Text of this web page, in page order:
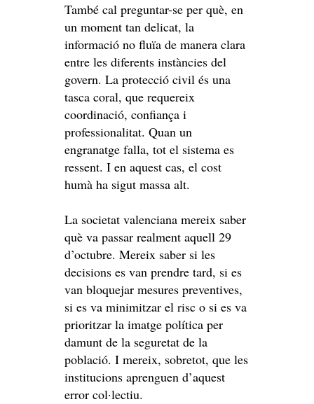
També cal preguntar-se per què, en
un moment tan delicat, la
informació no fluïa de manera clara
entre les diferents instàncies del
govern. La protecció civil és una
tasca coral, que requereix
coordinació, confiança i
professionalitat. Quan un
engranatge falla, tot el sistema es
ressent. I en aquest cas, el cost
humà ha sigut massa alt.
La societat valenciana mereix saber
què va passar realment aquell 29
d’octubre. Mereix saber si les
decisions es van prendre tard, si es
van bloquejar mesures preventives,
si es va minimitzar el risc o si es va
prioritzar la imatge política per
damunt de la seguretat de la
població. I mereix, sobretot, que les
institucions aprenguen d’aquest
error col·lectiu.